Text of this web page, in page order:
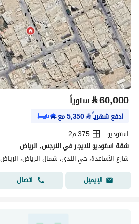
⃁60,000 سنوياً
ادفع شهرياً⃁
5,350مع
استوديو
375 م2
شقة استوديو للايجار في النرجس, الرياض
شارع الأساعدة، حي الندى، شمال الرياض، الرياض
الإيميل
اتصال